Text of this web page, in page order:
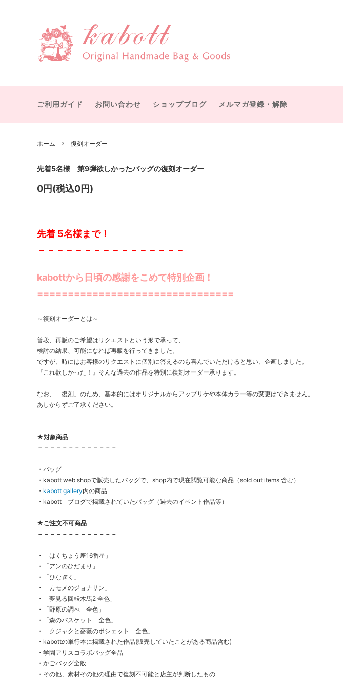
赤毛のアン
宮沢賢治 オズの魔法使い
シャーロック・ホームズ メアリー・ポピンズ
グリム童話
付属パーツ 手作りキット
すぐにお届け
ボストンバッグ
ショルダーバッグ・サコッシュ・ポシェ
カボットについて
ご利用ガイド お問い合わせ ショップブログ メルマガ登録・解除
ホーム 復刻オーダー
先着5名様 第9弾欲しかったバッグの復刻オーダー
0円(税込0円)
先着 5名様まで！
－－－－－－－－－－－－－－－－
kabottから日頃の感謝をこめて特別企画！
================================
～復刻オーダーとは～
普段、再販のご希望はリクエストという形で承って、
検討の結果、可能になれば再販を行ってきました。
ですが、時にはお客様のリクエストに個別に答えるのも喜んでいただけると思い、企画しました。
『これ欲しかった！』そんな過去の作品を特別に復刻オーダー承ります。
なお、「復刻」のため、基本的にはオリジナルからアップリケや本体カラー等の変更はできません。
あしからずご了承ください。
★対象商品
－－－－－－－－－－－－－
・バッグ
・kabott web shopで販売したバッグで、shop内で現在閲覧可能な商品（sold out items 含む）
・ kabott gallery内の商品
・kabott ブログで掲載されていたバッグ（過去のイベント作品等）
★ご注文不可商品
－－－－－－－－－－－－－
・「はくちょう座16番星」
・「アンのひだまり」
・「ひなぎく」
・「カモメのジョナサン」
・「夢見る回転木馬2 全色」
・「野原の調べ 全色」
・「森のバスケット 全色」
・「クジャクと薔薇のポシェット 全色」
・kabottの単行本に掲載された作品(販売していたことがある商品含む)
・学園アリスコラボバッグ全品
・かごバッグ全般
・その他、素材その他の理由で復刻不可能と店主が判断したもの